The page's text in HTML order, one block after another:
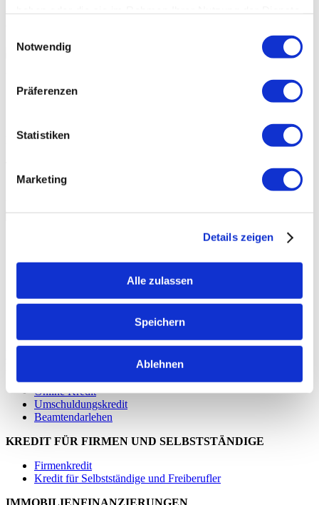
Notwendig
Präferenzen
Statistiken
Marketing
Details zeigen
Alle zulassen
Speichern
Ablehnen
Kontaktieren Sie uns
Hegner & Möller GmbH
Persönlich erreichbar:
Fax: 030 / 2000 399 – 99
Kontakt
AGB
KREDITE FÜR DEN PRIVATHAUSHALT
Online Kredit
Umschuldungskredit
Beamtendarlehen
KREDIT FÜR FIRMEN UND SELBSTSTÄNDIGE
Firmenkredit
Kredit für Selbstständige und Freiberufler
IMMOBILIENFINANZIERUNGEN